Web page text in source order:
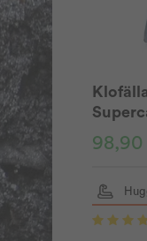
98,90